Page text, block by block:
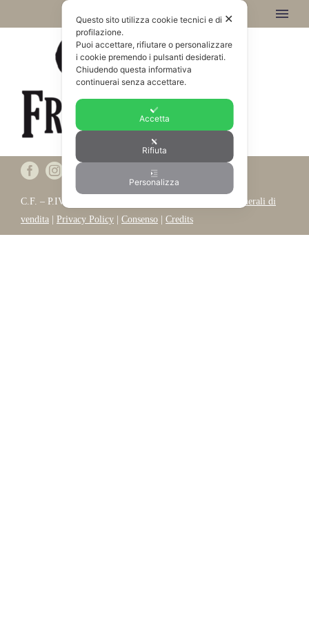
C.F. – P.IVA REG.IMP. IT 03539230262 |
Condizioni generali di
vendita | Privacy Policy | Consenso | Credits
✕
Questo sito utilizza cookie tecnici e di
profilazione.
Puoi accettare, rifiutare o personalizzare
i cookie premendo i pulsanti desiderati.
Chiudendo questa informativa
continuerai senza accettare.
Accetta
Rifiuta
Personalizza